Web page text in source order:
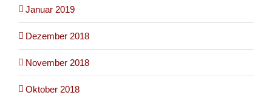
Januar 2019
Dezember 2018
November 2018
Oktober 2018